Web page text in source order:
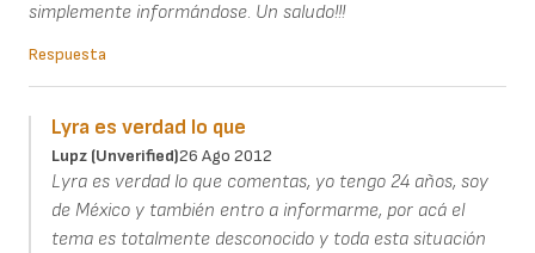
simplemente informándose. Un saludo!!!
Respuesta
Lyra es verdad lo que
Lupz (unverified)26 Ago 2012
Lyra es verdad lo que comentas, yo tengo 24 años, soy
de México y también entro a informarme, por acá el
tema es totalmente desconocido y toda esta situación